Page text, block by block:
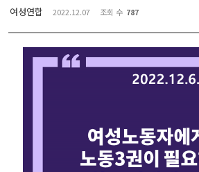
여성연합 2022.12.07 조회 수 787